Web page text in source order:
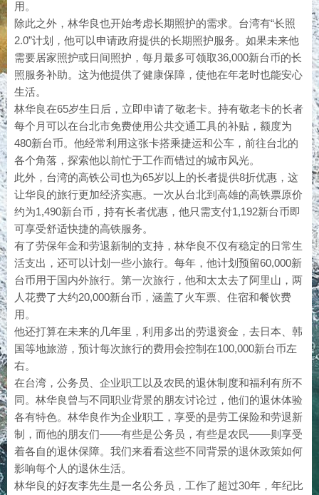
用。
除此之外，林华良也开始考虑长期照护的需求。台湾有“长照
2.0”计划，他可以申请政府提供的长期照护服务。如果未来他
需要居家照护或日间照护，每月最多可领取36,000新台币的长
照服务补助。这为他提供了健康保障，使他在年老时也能安心
生活。
林华良在65岁生日后，立即申请了敬老卡。持有敬老卡的长者
每个月可以在台北市免费使用公共交通工具的补贴，额度为
480新台币。他经常利用这张卡搭乘捷运和公车，前往台北的
各个角落，探索他以前忙于工作而错过的城市风光。
此外，台湾的高铁公司也为65岁以上的长者提供8折优惠，这
让华良的旅行更加经济实惠。一次从台北到高雄的高铁票原价
约为1,490新台币，持有长者优惠，他只需支付1,192新台币即
可享受舒适快捷的高铁服务。
有了劳保年金和劳退新制的支持，林华良不仅有稳定的日常生
活支出，还可以计划一些小旅行。每年，他计划预留60,000新
台币用于国内外旅行。第一次旅行，他和太太去了阿里山，两
人花费了大约20,000新台币，涵盖了火车票、住宿和餐饮费
用。
他还打算在未来的几年里，利用多出的劳退资金，去日本、韩
国等地旅游，预计每次旅行的费用会控制在100,000新台币左
右。
在台湾，公务员、企业职工以及农民的退休制度和福利有所不
同。林华良曾与不同职业背景的朋友讨论过，他们的退休体验
各有特色。林华良作为企业职工，享受的是劳工保险和劳退新
制，而他的朋友们——有些是公务员，有些是农民——则享受
着各自的退休保障。我们来看看这些不同背景的退休政策如何
影响每个人的退休生活。
林华良的好友李先生是一名公务员，工作了超过30年，年纪比